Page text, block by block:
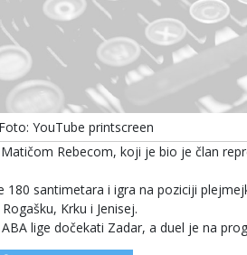
Foto: YouTube printscreen
Rebecom, koji je bio je član
180 santimetara i igra na poziciji
Krku i Jenisej.
lige dočekati Zadar, a duel je na